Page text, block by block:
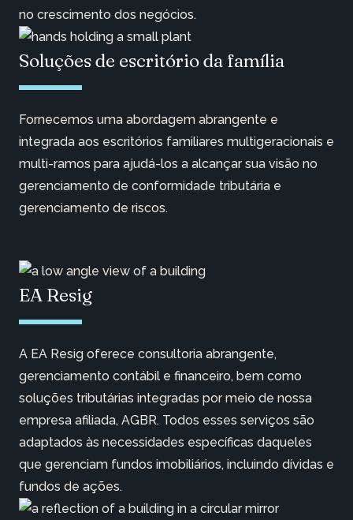
no crescimento dos negócios.
Soluções de escritório da família
Fornecemos uma abordagem abrangente e
integrada aos escritórios familiares multigeracionais e
multi-ramos para ajudá-los a alcançar sua visão no
gerenciamento de conformidade tributária e
gerenciamento de riscos.
EA Resig
A EA Resig oferece consultoria abrangente,
gerenciamento contábil e financeiro, bem como
soluções tributárias integradas por meio de nossa
empresa afiliada, AGBR. Todos esses serviços são
adaptados às necessidades específicas daqueles
que gerenciam fundos imobiliários, incluindo dívidas e
fundos de ações.